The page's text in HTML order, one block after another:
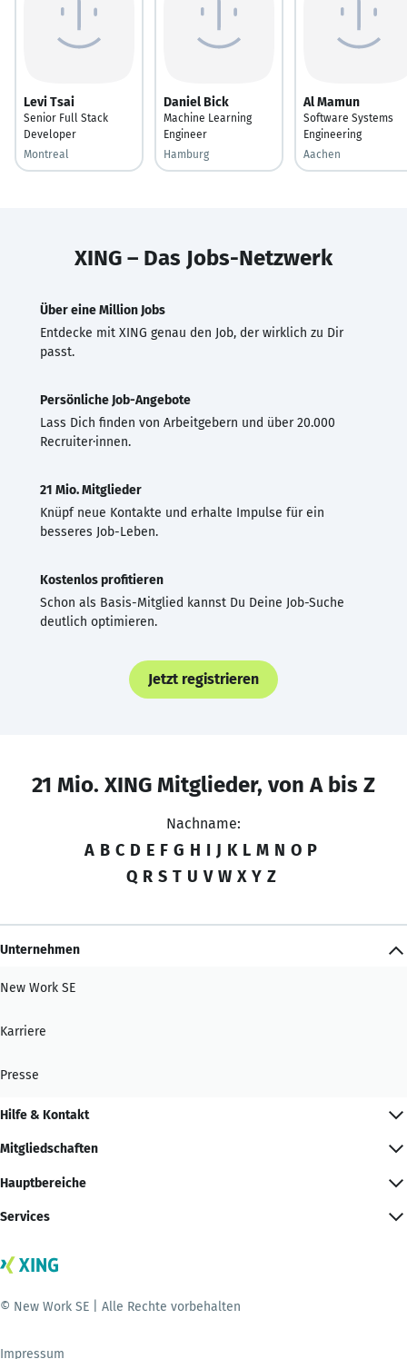
Levi Tsai
Senior Full Stack
Developer
Montreal
Daniel Bick
Machine Learning
Engineer
Hamburg
Al Mamun
Software Systems
Engineering
Aachen
XING – Das Jobs-Netzwerk
Über eine Million Jobs
Entdecke mit XING genau den Job, der wirklich zu Dir
passt.
Persönliche Job-Angebote
Lass Dich finden von Arbeitgebern und über 20.000
Recruiter·innen.
21 Mio. Mitglieder
Knüpf neue Kontakte und erhalte Impulse für ein
besseres Job-Leben.
Kostenlos profitieren
Schon als Basis-Mitglied kannst Du Deine Job-Suche
deutlich optimieren.
Jetzt registrieren
21 Mio. XING Mitglieder, von A bis Z
Nachname:
A B C D E F G H I J K L M N O P
Q R S T U V W X Y Z
Unternehmen
New Work SE
Karriere
Presse
Hilfe & Kontakt
Mitgliedschaften
Hauptbereiche
Services
© New Work SE | Alle Rechte vorbehalten
Impressum